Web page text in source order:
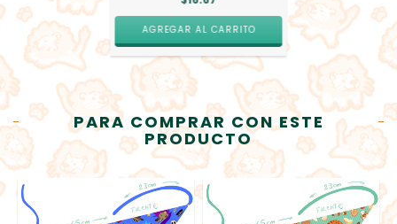
PARA COMPRAR CON ESTE
PRODUCTO